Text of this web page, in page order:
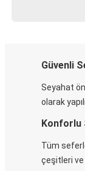
Güvenli
Seyahat
olarak
Konforlu
Tüm
çeşitleri ve